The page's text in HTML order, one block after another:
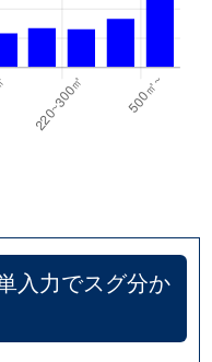
アイランドセンター
アイランドセンター
アイランドセンター
アイランドセンター
アイランドセンター
マリンパーク
入力でスグ分か